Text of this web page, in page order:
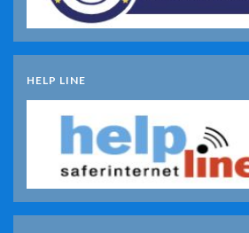
HELP LINE